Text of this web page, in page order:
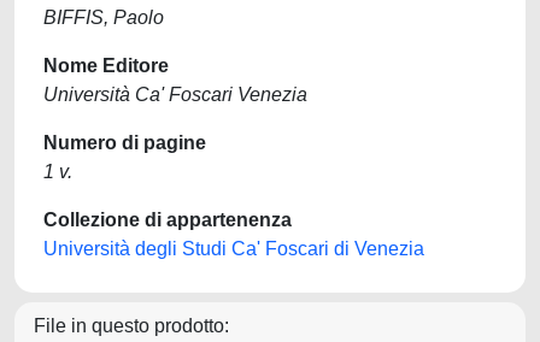
BIFFIS, Paolo
Nome Editore
Università Ca' Foscari Venezia
Numero di pagine
1 v.
Collezione di appartenenza
Università degli Studi Ca' Foscari di Venezia
File in questo prodotto: